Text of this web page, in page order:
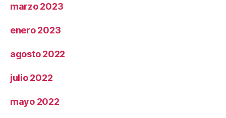
marzo 2023
enero 2023
agosto 2022
julio 2022
mayo 2022